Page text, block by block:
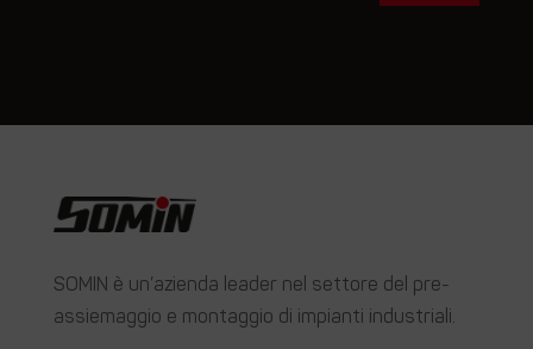
SOMIN è un’azienda leader nel settore del pre-
assiemaggio e montaggio di impianti industriali.